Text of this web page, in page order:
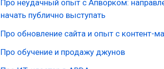
Про неудачный опыт с Апворком:
начать публично выступать
Про обновление сайта и опыт с контент-
Про обучение и продажу джунов